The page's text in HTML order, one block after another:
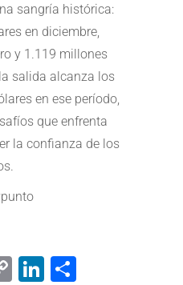
sangría histórica:
en diciembre,
y 1.119 millones
salida alcanza los
en ese período,
que enfrenta
la confianza de los
CopyLinkedIn